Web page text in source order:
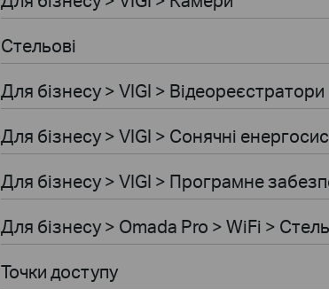
Стельові
Для бiзнесу > VIGI > Відеореєстратори
Для бiзнесу > VIGI > Сонячні
Для бiзнесу > VIGI > Програмне
Для бiзнесу > Omada Pro > WiFi >
Точки доступу